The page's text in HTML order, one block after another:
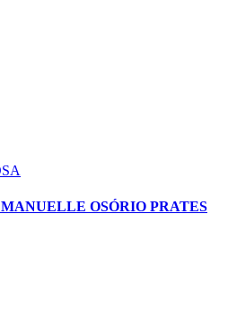
OSÓRIO PRATES